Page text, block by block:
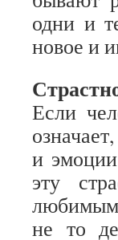
одни и
новое и
Если
и
эту
любимым
не то